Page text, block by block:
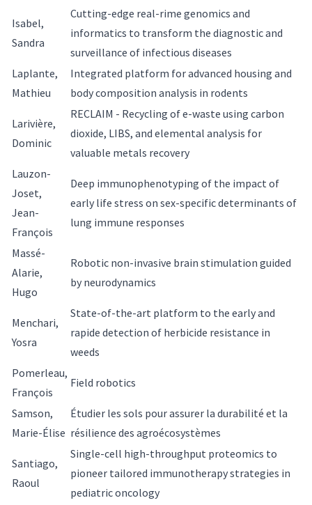
Isabel,
Sandra
Cutting-edge real-rime genomics and
informatics to transform the diagnostic and
surveillance of infectious diseases
Laplante,
Mathieu
Integrated platform for advanced housing and
body composition analysis in rodents
Larivière,
Dominic
RECLAIM - Recycling of e-waste using carbon
dioxide, LIBS, and elemental analysis for
valuable metals recovery
Lauzon-
Joset,
Jean-
François
Deep immunophenotyping of the impact of
early life stress on sex-specific determinants of
lung immune responses
Massé-
Alarie,
Hugo
Robotic non-invasive brain stimulation guided
by neurodynamics
Menchari,
Yosra
State-of-the-art platform to the early and
rapide detection of herbicide resistance in
weeds
Pomerleau,
François
Field robotics
Samson,
Marie-Élise
Étudier les sols pour assurer la durabilité et la
résilience des agroécosystèmes
Santiago,
Raoul
Single-cell high-throughput proteomics to
pioneer tailored immunotherapy strategies in
pediatric oncology